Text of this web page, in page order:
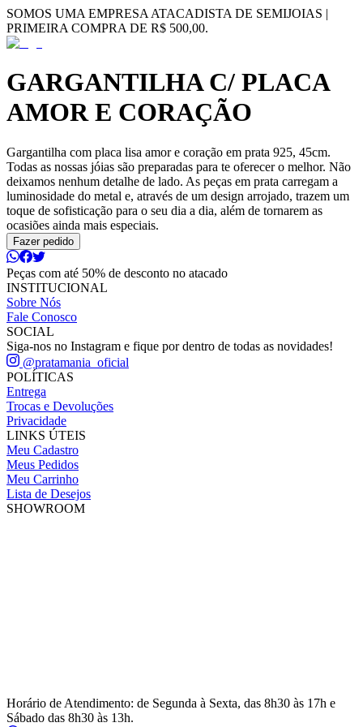
SOMOS UMA EMPRESA ATACADISTA DE SEMIJOIAS |
PRIMEIRA COMPRA DE R$ 500,00.
GARGANTILHA C/ PLACA
AMOR E CORAÇÃO
Gargantilha com placa lisa amor e coração em prata 925, 45cm.
Todas as nossas jóias são preparadas para te oferecer o melhor. Não
deixamos nenhum detalhe de lado. As peças em prata carregam a
luminosidade do metal e, através de um design arrojado, trazem um
toque de sofisticação para o seu dia a dia, além de tornarem as
ocasiões ainda mais especiais.
Fazer pedido
Peças com até 50% de desconto no atacado
INSTITUCIONAL
Sobre Nós
Fale Conosco
SOCIAL
Siga-nos no Instagram e fique por dentro de todas as novidades!
@pratamania_oficial
POLÍTICAS
Entrega
Trocas e Devoluções
Privacidade
LINKS ÚTEIS
Meu Cadastro
Meus Pedidos
Meu Carrinho
Lista de Desejos
SHOWROOM
Horário de Atendimento: de Segunda à Sexta, das 8h30 às 17h e
Sábado das 8h30 às 13h.